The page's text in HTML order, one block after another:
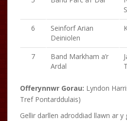
6
Seinforf Arian
Deiniolen
7
Band Markham a’r
Ardal
Offerynnwr Gorau: Lyndon
Tref Pontarddulais)
Gellir darllen adroddiad llawn ar y